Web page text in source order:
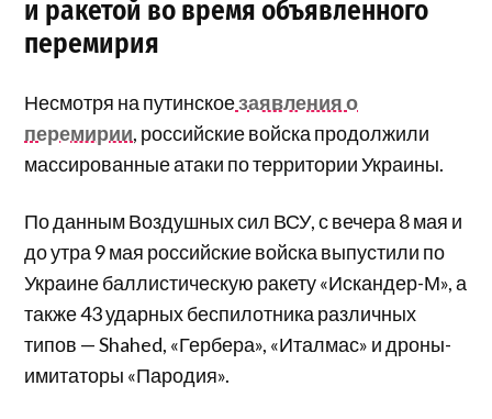
и ракетой во время объявленного
перемирия
Несмотря на путинскоезаявления о
перемирии, российские войска продолжили
массированные атаки по территории Украины.
По данным Воздушных сил ВСУ, с вечера 8 мая и
до утра 9 мая российские войска выпустили по
Украине баллистическую ракету «Искандер-М», а
также 43 ударных беспилотника различных
типов — Shahed, «Гербера», «Италмас» и дроны-
имитаторы «Пародия».